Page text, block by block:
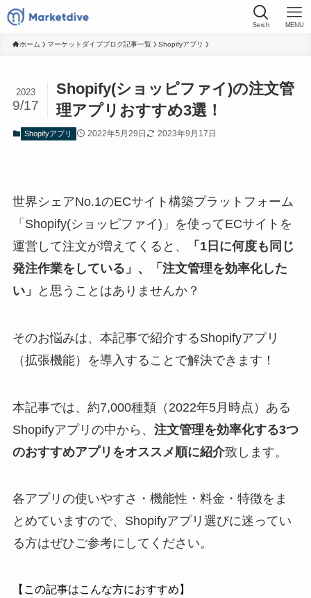
Serch MENU
ホーム マーケットダイブブログ記事一覧 Shopifyアプリ
Shopify(ショッピファイ)の注文管
理アプリおすすめ3選！
2023
9/17
Shopifyアプリ 2022年5月29日 2023年9月17日
世界シェアNo.1のECサイト構築プラットフォーム
「Shopify(ショッピファイ)」を使ってECサイトを
運営して注文が増えてくると、
「1日に何度も同じ
発注作業をしている」、「注文管理を効率化した
い」
と思うことはありませんか？
そのお悩みは、本記事で紹介するShopifyアプリ
（拡張機能）を導入することで解決できます！
本記事では、約7,000種類（2022年5月時点）ある
Shopifyアプリの中から、 注文管理を効率化する3つ
のおすすめアプリをオススメ順に紹介致します。
各アプリの使いやすさ・機能性・料金・特徴をま
とめていますので、Shopifyアプリ選びに迷ってい
る方はぜひご参考にしてください。
【この記事はこんな方におすすめ】